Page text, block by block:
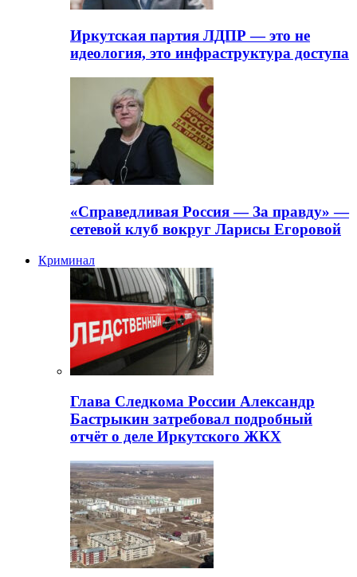
Иркутская партия ЛДПР — это не
идеология, это инфраструктура доступа
«Справедливая Россия — За правду» —
сетевой клуб вокруг Ларисы Егоровой
Криминал
Глава Следкома России Александр
Бастрыкин затребовал подробный
отчёт о деле Иркутского ЖКХ